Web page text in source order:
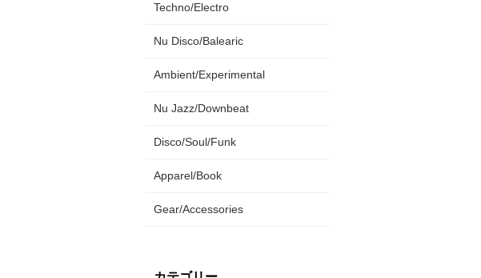
Techno/Electro
Nu Disco/Balearic
Ambient/Experimental
Nu Jazz/Downbeat
Disco/Soul/Funk
Apparel/Book
Gear/Accessories